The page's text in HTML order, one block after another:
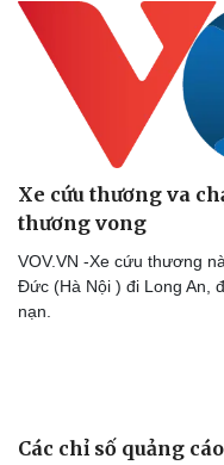
Xe cứu thương va
thương vong
VOV.VN -Xe cứu thương
Đức (Hà Nội ) đi Long An,
nạn.